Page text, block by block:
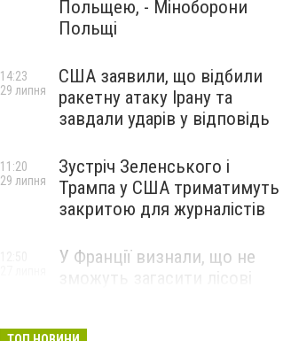
Польщею, - Міноборони
Польщі
США заявили, що відбили
ракетну атаку Ірану та
завдали ударів у відповідь
14:23
29 липня
Зустріч Зеленського і
Трампа у США триматимуть
закритою для журналістів
11:20
29 липня
У Франції визнали, що не